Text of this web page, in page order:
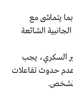
يتماشى مع
الشائعة
السكري، يجب
حدوث تفاعلات
الشخص.